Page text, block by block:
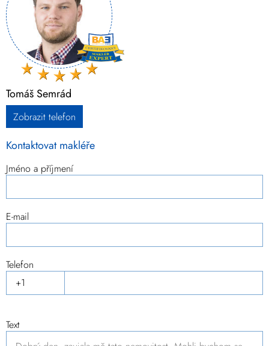
Tomáš Semrád
Zobrazit telefon
Kontaktovat makléře
Jméno a příjmení
E-mail
Telefon
Text